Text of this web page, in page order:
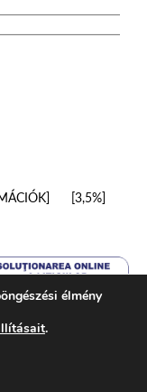
3,5%
élmény
.